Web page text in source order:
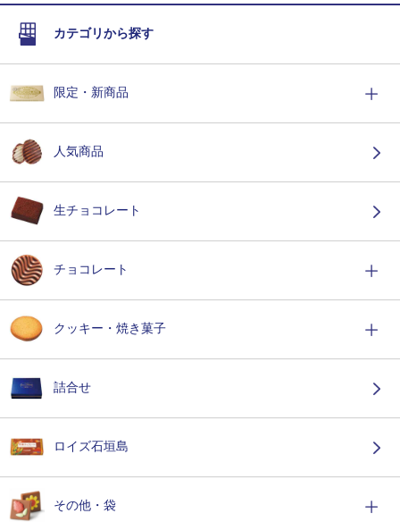
カテゴリから探す
限定・新商品
人気商品
生チョコレート
チョコレート
クッキー・焼き菓子
詰合せ
ロイズ石垣島
その他・袋